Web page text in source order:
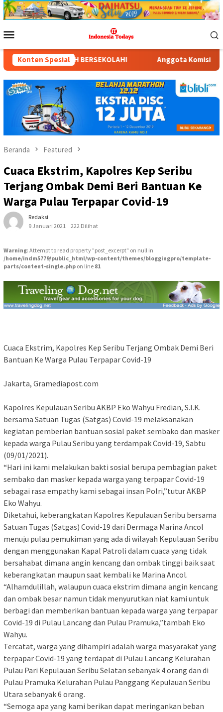
Loncat
ke
Mobile
Konten Spesial
BERSEKOLAH! Anggota Komisi X DPR RI Dr. Hj.
Beranda Featured
Cuaca Ekstrim, Kapolres Kep Seribu
Terjang Ombak Demi Beri Bantuan Ke
Warga Pulau Terpapar Covid-19
Redaksi
9 Januari 2021
222 Dilihat
Warning: Attempt to read property "post_excerpt" on null in
/home/indm5779/public_html/wp-content/themes/bloggingpro/template-
parts/content-single.php on line 81
Cuaca Ekstrim, Kapolres Kep Seribu Terjang Ombak Demi Beri
Bantuan Ke Warga Pulau Terpapar Covid-19
Jakarta, Gramediapost.com
Kapolres Kepulauan Seribu AKBP Eko Wahyu Fredian, S.I.K.
bersama Satuan Tugas (Satgas) Covid-19 melaksanakan
kegiatan pemberian bantuan sosial paket sembako dan masker
kepada warga Pulau Seribu yang terdampak Covid-19, Sabtu
(09/01/2021).
“Hari ini kami melakukan bakti sosial berupa pembagian paket
sembako dan masker kepada warga yang terpapar Covid-19
sebagai rasa empathy kami sebagai insan Polri,”tutur AKBP
Eko Wahyu.
Diketahui, keberangkatan Kapolres Kepulauan Seribu bersama
Satuan Tugas (Satgas) Covid-19 dari Dermaga Marina Ancol
menuju pulau pemukiman yang ada di wilayah Kepulauan Seribu
dengan menggunakan Kapal Patroli dalam cuaca yang tidak
bersahabat dimana angin kencang dan ombak tinggi baik saat
keberangkatan maupun saat kembali ke Marina Ancol.
“Alhamdulillah, walaupun cuaca ekstrim dimana angin kencang
dan ombak besar namun tidak menyurutkan niat kami untuk
berbagi dan memberikan bantuan kepada warga yang terpapar
Covid-19 di Pulau Lancang dan Pulau Pramuka,”tambah Eko
Wahyu.
Tercatat, warga yang dihampiri adalah warga masyarakat yang
terpapar Covid-19 yang terdapat di Pulau Lancang Kelurahan
Pulau Pari Kepulauan Seribu Selatan sebanyak 4 orang dan di
Pulau Pramuka Kelurahan Pulau Panggang Kepulauan Seribu
Utara sebanyak 6 orang.
“Semoga apa yang kami berikan dapat meringankan beban